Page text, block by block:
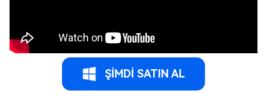
ŞİMDİ SATIN AL